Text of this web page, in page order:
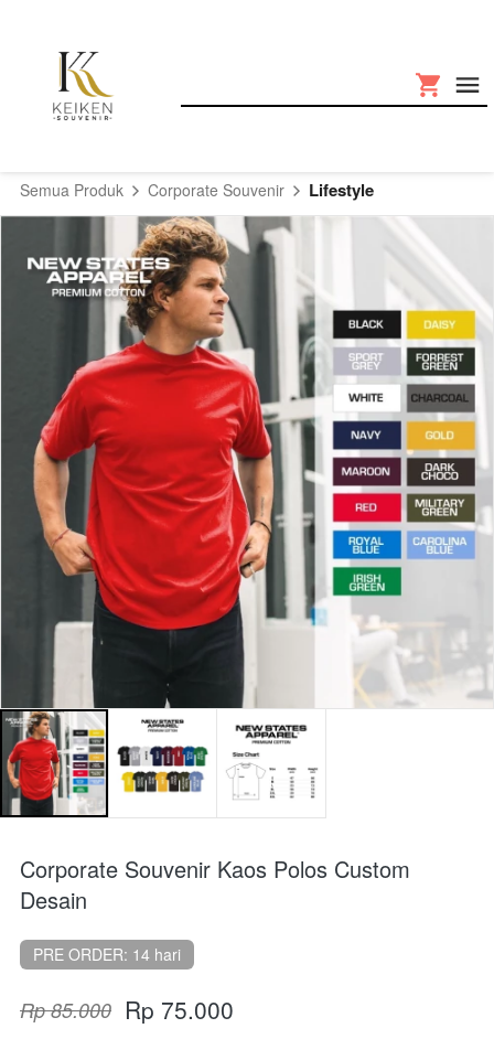
Semua Produk Corporate Souvenir Lifestyle
Corporate Souvenir Kaos Polos Custom
Desain
PRE ORDER: 14 hari
Rp 85.000 Rp 75.000